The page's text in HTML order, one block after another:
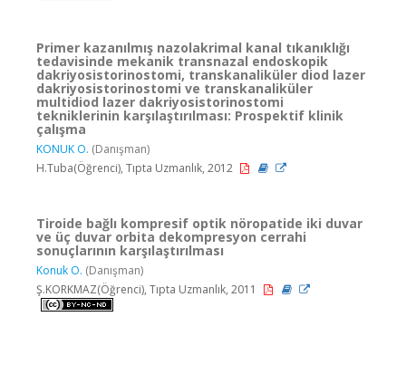
Primer kazanılmış nazolakrimal kanal tıkanıklığı
tedavisinde mekanik transnazal endoskopik
dakriyosistorinostomi, transkanaliküler diod lazer
dakriyosistorinostomi ve transkanaliküler
multidiod lazer dakriyosistorinostomi
tekniklerinin karşılaştırılması: Prospektif klinik
çalışma
KONUK O. (Danışman)
H.Tuba(Öğrenci), Tıpta Uzmanlık, 2012
Tiroide bağlı kompresif optik nöropatide iki duvar
ve üç duvar orbita dekompresyon cerrahi
sonuçlarının karşılaştırılması
Konuk O. (Danışman)
Ş.KORKMAZ(Öğrenci), Tıpta Uzmanlık, 2011